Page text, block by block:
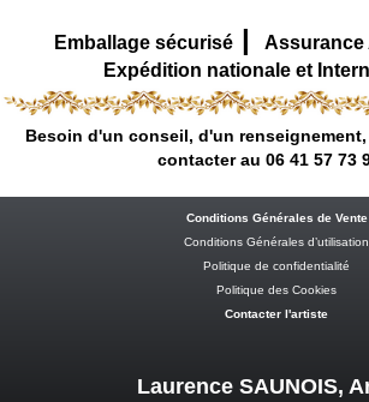
Emballage sécurisé | Assurance
Expédition nationale et
Besoin d'un conseil, d'un
contacter au 06 41 57 73
Conditions Générales de Vente
Conditions Générales d’utilisation
Politique de confidentialité
Politique des Cookies
Contacter l'artiste
Laurence SAUNOIS,